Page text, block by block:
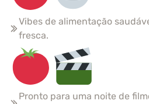
Vibes de alimentação
fresca.
Pronto para uma noite de